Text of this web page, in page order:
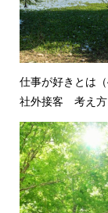
仕事が好きと
社外接客 考え方